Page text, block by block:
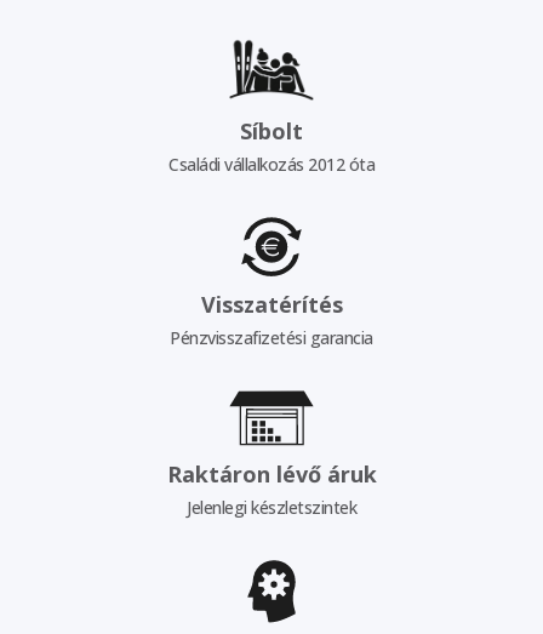
Síbolt
Családi vállalkozás 2012 óta
Visszatérítés
Pénzvisszafizetési garancia
Raktáron lévő áruk
Jelenlegi készletszintek